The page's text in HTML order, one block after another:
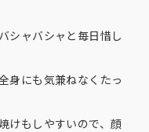
シャバシャと毎日惜し
身にも気兼ねなくたっ
けもしやすいので、顔